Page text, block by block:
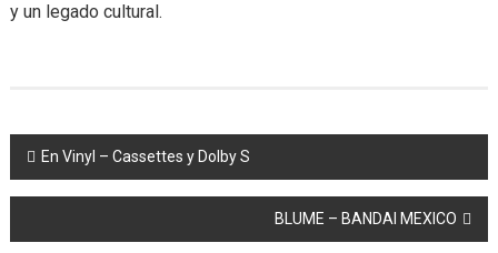
y un legado cultural.
Navegación
de
entradas
En Vinyl – Cassettes y Dolby S
BLUME – BANDAI MEXICO